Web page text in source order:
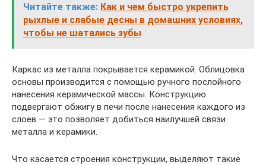
Читайте также: Как и чем быстро укрепить
рыхлые и слабые десны в домашних условиях,
чтобы не шатались зубы
Каркас из металла покрывается керамикой. Облицовка
основы производится с помощью ручного послойного
нанесения керамической массы. Конструкцию
подвергают обжигу в печи после нанесения каждого из
слоев — это позволяет добиться наилучшей связи
металла и керамики.
Что касается строения конструкции, выделяют такие